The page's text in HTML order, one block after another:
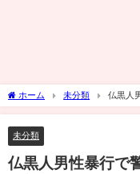
ホーム 未分類 仏黒人
未分類
仏黒人男性暴行で